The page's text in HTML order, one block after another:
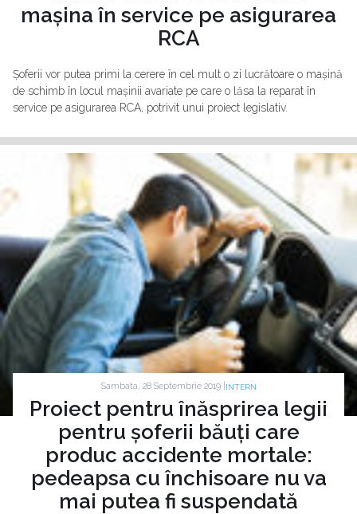
mașina în service pe asigurarea
RCA
Șoferii vor putea primi la cerere în cel mult o zi lucrătoare o mașină
de schimb în locul mașinii avariate pe care o lăsa la reparat în
service pe asigurarea RCA, potrivit unui proiect legislativ.
Sambata, 28 Septembrie 2019 | INTERN
Proiect pentru înăsprirea legii
pentru șoferii băuți care
produc accidente mortale:
pedeapsa cu închisoare nu va
mai putea fi suspendată